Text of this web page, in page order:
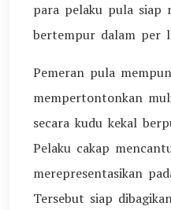
para pelaku pula siap
bertempur dalam per
Pemeran pula
mempertontonkan
secara kudu kekal
Pelaku cakap
merepresentasikan
Tersebut siap